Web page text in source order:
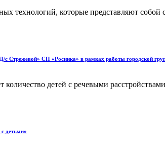
технологий, которые представляют
СП «Росинка» в рамках работы городской
детей с речевыми
детьми»